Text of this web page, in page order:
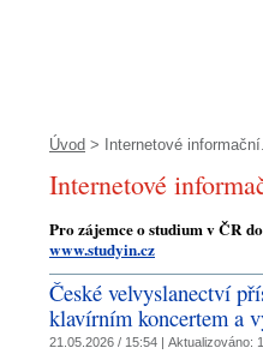
Úvod > Internetové
Internetové
Pro zájemce o studium v ČR
www.studyin.cz
České velvyslanectví
klavírním koncertem a
21.05.2026 / 15:54 | Aktualizováno: